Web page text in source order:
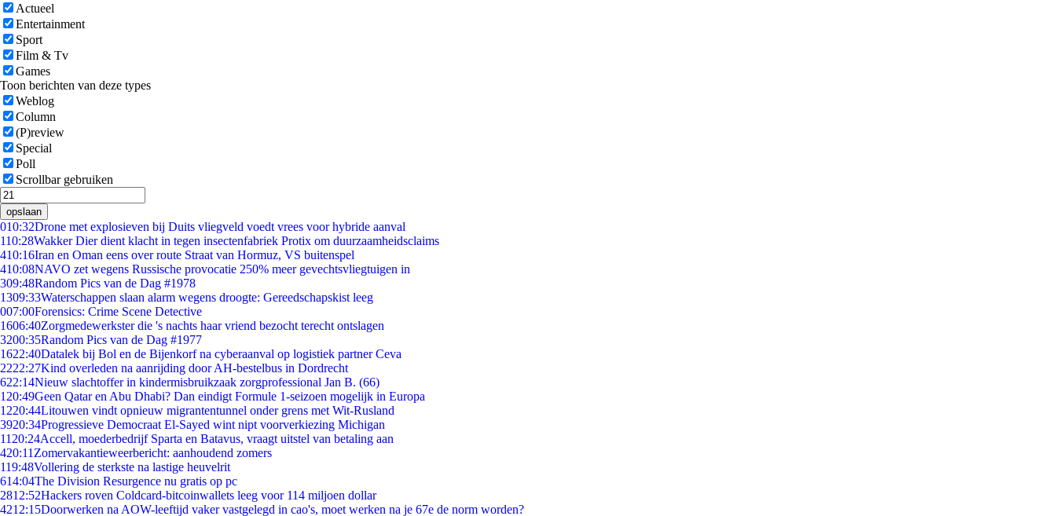
Actueel
Entertainment
Sport
Film & Tv
Games
Toon berichten van deze types
Weblog
Column
(P)review
Special
Poll
Scrollbar gebruiken
opslaan
010:32Drone met explosieven bij Duits vliegveld voedt vrees voor hybride aanval
110:28Wakker Dier dient klacht in tegen insectenfabriek Protix om duurzaamheidsclaims
410:16Iran en Oman eens over route Straat van Hormuz, VS buitenspel
410:08NAVO zet wegens Russische provocatie 250% meer gevechtsvliegtuigen in
309:48Random Pics van de Dag #1978
1309:33Waterschappen slaan alarm wegens droogte: Gereedschapskist leeg
007:00Forensics: Crime Scene Detective
1606:40Zorgmedewerkster die 's nachts haar vriend bezocht terecht ontslagen
3200:35Random Pics van de Dag #1977
1622:40Datalek bij Bol en de Bijenkorf na cyberaanval op logistiek partner Ceva
2222:27Kind overleden na aanrijding door AH-bestelbus in Dordrecht
622:14Nieuw slachtoffer in kindermisbruikzaak zorgprofessional Jan B. (66)
1 20:49Geen Qatar en Abu Dhabi? Dan eindigt Formule 1-seizoen mogelijk in Europa
1220:44Litouwen vindt opnieuw migrantentunnel onder grens met Wit-Rusland
3920:34Progressieve Democraat El-Sayed wint nipt voorverkiezing Michigan
11 20:24Accell, moederbedrijf Sparta en Batavus, vraagt uitstel van betaling aan
420:11 Zomervakantieweerbericht: aanhoudend zomers
119:48Vollering de sterkste na lastige heuvelrit
614:04The Division Resurgence nu gratis op pc
2812:52Hackers roven Coldcard-bitcoinwallets leeg voor 114 miljoen dollar
4212:15Doorwerken na AOW-leeftijd vaker vastgelegd in cao's, moet werken na je 67e de norm worden?